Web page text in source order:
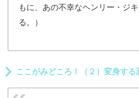
もに、あの不幸なヘンリー・ジ
る。）
ここがみどころ！（２）変身する